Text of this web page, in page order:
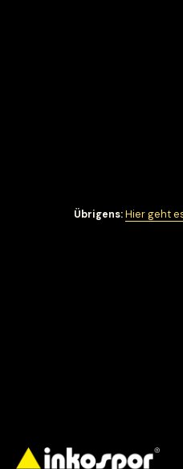
Übrigens:Hier geht